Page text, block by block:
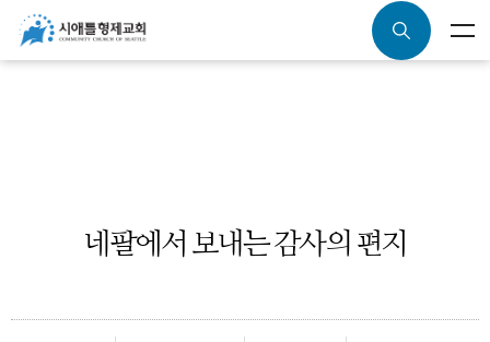
네팔에서 보내는 감사의 편지